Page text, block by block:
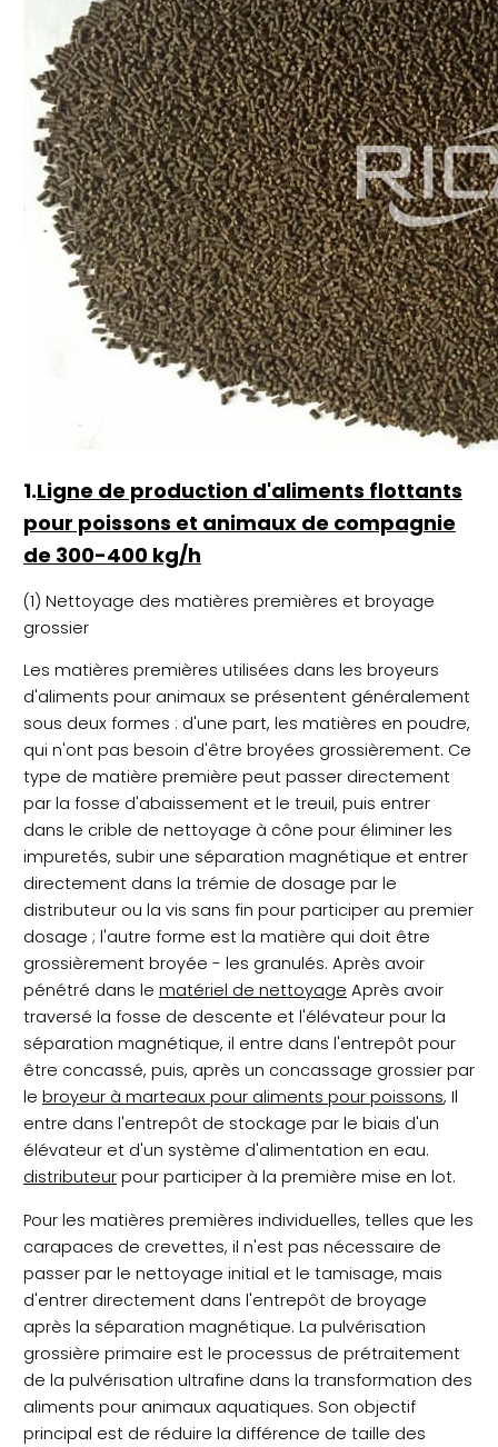
1.Ligne de production d'aliments flottants
pour poissons et animaux de compagnie
de 300-400 kg/h
(1) Nettoyage des matières premières et broyage
grossier
Les matières premières utilisées dans les broyeurs
d'aliments pour animaux se présentent généralement
sous deux formes : d'une part, les matières en poudre,
qui n'ont pas besoin d'être broyées grossièrement. Ce
type de matière première peut passer directement
par la fosse d'abaissement et le treuil, puis entrer
dans le crible de nettoyage à cône pour éliminer les
impuretés, subir une séparation magnétique et entrer
directement dans la trémie de dosage par le
distributeur ou la vis sans fin pour participer au premier
dosage ; l'autre forme est la matière qui doit être
grossièrement broyée - les granulés. Après avoir
pénétré dans le matériel de nettoyage Après avoir
traversé la fosse de descente et l'élévateur pour la
séparation magnétique, il entre dans l'entrepôt pour
être concassé, puis, après un concassage grossier par
le broyeur à marteaux pour aliments pour poissons, Il
entre dans l'entrepôt de stockage par le biais d'un
élévateur et d'un système d'alimentation en eau.
distributeurpour participer à la première mise en lot.
Pour les matières premières individuelles, telles que les
carapaces de crevettes, il n'est pas nécessaire de
passer par le nettoyage initial et le tamisage, mais
d'entrer directement dans l'entrepôt de broyage
après la séparation magnétique. La pulvérisation
grossière primaire est le processus de prétraitement
de la pulvérisation ultrafine dans la transformation des
aliments pour animaux aquatiques. Son objectif
principal est de réduire la différence de taille des